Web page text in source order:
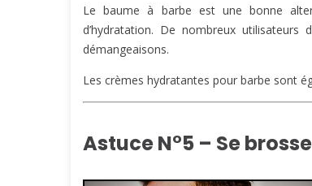
Le baume à barbe est une bonne
d’hydratation. De nombreux
démangeaisons.
Les crèmes hydratantes pour barbe sont
Astuce N°5 – Se